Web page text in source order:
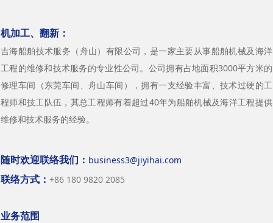
机加工、翻新：
吉海船舶技术服务（舟山）有限公司，是一家主要从事船舶机械及海洋
工程的维修和技术服务的专业性公司。公司拥有占地面积3000平方米的
修理车间（东莞车间、舟山车间），拥有一支经验丰富、技术过硬的工
程师和技工队伍，其总工程师有着超过40年为船舶机械及海洋工程提供
维修和技术服务的经验。
随时欢迎联络我们： business3@jiyihai.com
联络方式： +86 180 9820 2085
业务范围